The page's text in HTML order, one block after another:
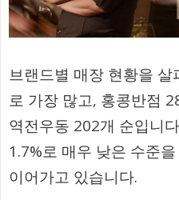
브랜드별 매장 현황을
로 가장 많고, 홍콩반점
역전우동 202개 순입니
1.7%로 매우 낮은 수준
이어가고 있습니다.